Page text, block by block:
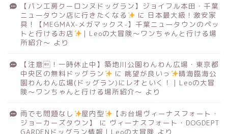
【パン工房クーロンヌドッグラン】ジョイフル本田・千葉
ニュータウン店に行きたくなる
に 日本最大級！激安家
具！【MEGMAX-メガマックス-】千葉ニュータウンのペッ
トと行けるお店
｜Leoの大冒険〜ワンちゃんと行ける場
所紹介〜 より
【注意！一時休止中】築地川公園わんわん広場・東京都
中央区の無料ドッグラン
に 眺望が良いっ
晴海臨海公
園わんわん広場(ドッグラン)にレオといく！｜Leoの大冒
険〜ワンちゃんと行ける場所紹介〜 より
雨でも問題なし 屋内型
【お台場ヴィーナスフォート・
ジョーカーズタウン】
に ヴィーナスフォート・DOGDEPT
GARDENドッグラン情報｜Leoの大冒険 より